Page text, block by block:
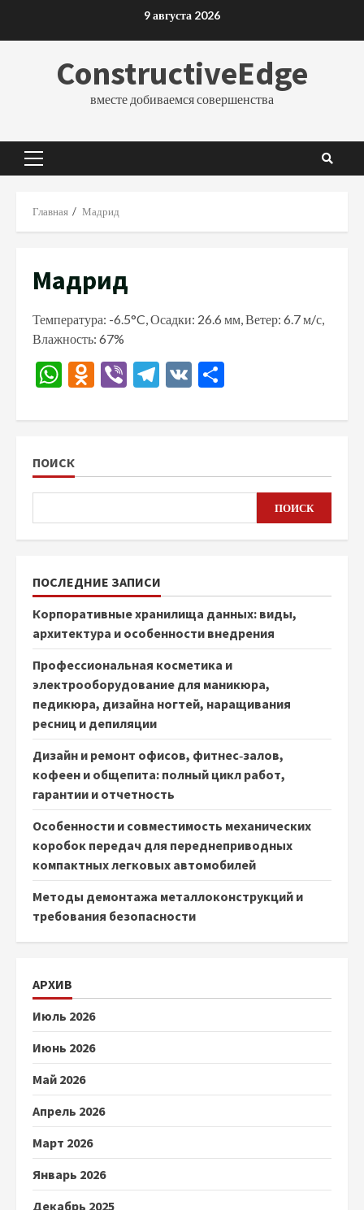
9 августа 2026
ConstructiveEdge
вместе добиваемся совершенства
Основное
Главная Мадрид
Мадрид
Температура: -6.5°C, Осадки: 26.6 мм, Ветер: 6.7 м/с,
Влажность: 67%
WhatsApp
Odnoklassniki
ViberTelegram
VK
ПОИСК
ПОИСК
ПОСЛЕДНИЕ ЗАПИСИ
Корпоративные хранилища данных: виды,
архитектура и особенности внедрения
Профессиональная косметика и
электрооборудование для маникюра,
педикюра, дизайна ногтей, наращивания
ресниц и депиляции
Дизайн и ремонт офисов, фитнес‑залов,
кофеен и общепита: полный цикл работ,
гарантии и отчетность
Особенности и совместимость механических
коробок передач для переднеприводных
компактных легковых автомобилей
Методы демонтажа металлоконструкций и
требования безопасности
АРХИВ
Июль 2026
Июнь 2026
Май 2026
Апрель 2026
Март 2026
Январь 2026
Декабрь 2025